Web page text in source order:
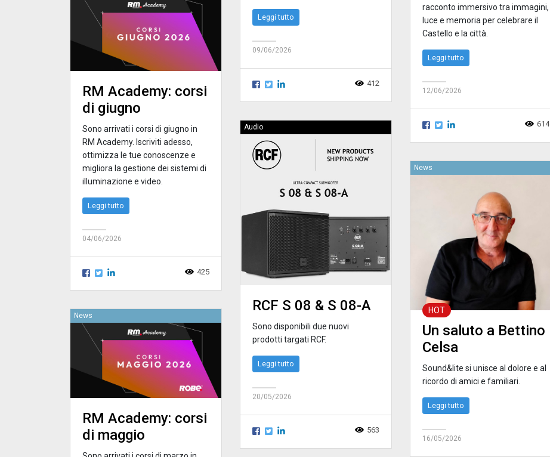
racconto immersivo tra immagini,
luce e memoria per celebrare il
Castello e la città.
Leggi tutto
12/06/2026
614
Leggi tutto
09/06/2026
412
RM Academy: corsi
di giugno
Sono arrivati i corsi di giugno in
RM Academy. Iscriviti adesso,
ottimizza le tue conoscenze e
migliora la gestione dei sistemi di
illuminazione e video.
Leggi tutto
04/06/2026
425
Audio
RCF S 08 & S 08-A
Sono disponibili due nuovi
prodotti targati RCF.
Leggi tutto
20/05/2026
563
News
HOT
Un saluto a Bettino
Celsa
Sound&lite si unisce al dolore e al
ricordo di amici e familiari.
Leggi tutto
16/05/2026
News
RM Academy: corsi
di maggio